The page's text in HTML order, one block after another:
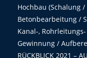
Hochbau (Schalung
Betonbearbeitung /
Kanal-,
Gewinnung /
RÜCKBLICK 2021 –